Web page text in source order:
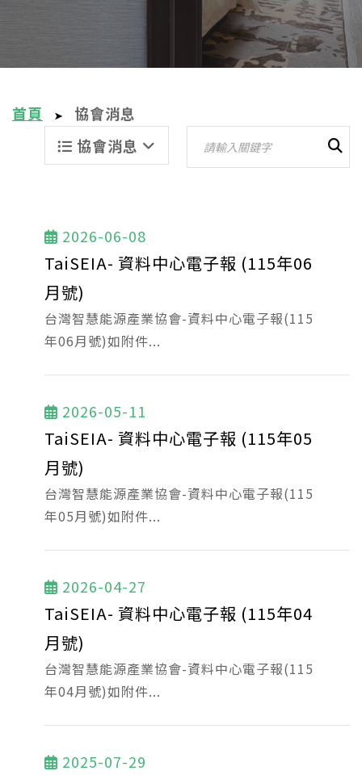
首頁 ➤
協會消息
協會消息
2026-06-08
TaiSEIA- 資料中心電子報 (115年06
月號)
台灣智慧能源產業協會-資料中心電子報(115
年06月號)如附件...
2026-05-11
TaiSEIA- 資料中心電子報 (115年05
月號)
台灣智慧能源產業協會-資料中心電子報(115
年05月號)如附件...
2026-04-27
TaiSEIA- 資料中心電子報 (115年04
月號)
台灣智慧能源產業協會-資料中心電子報(115
年04月號)如附件...
2025-07-29